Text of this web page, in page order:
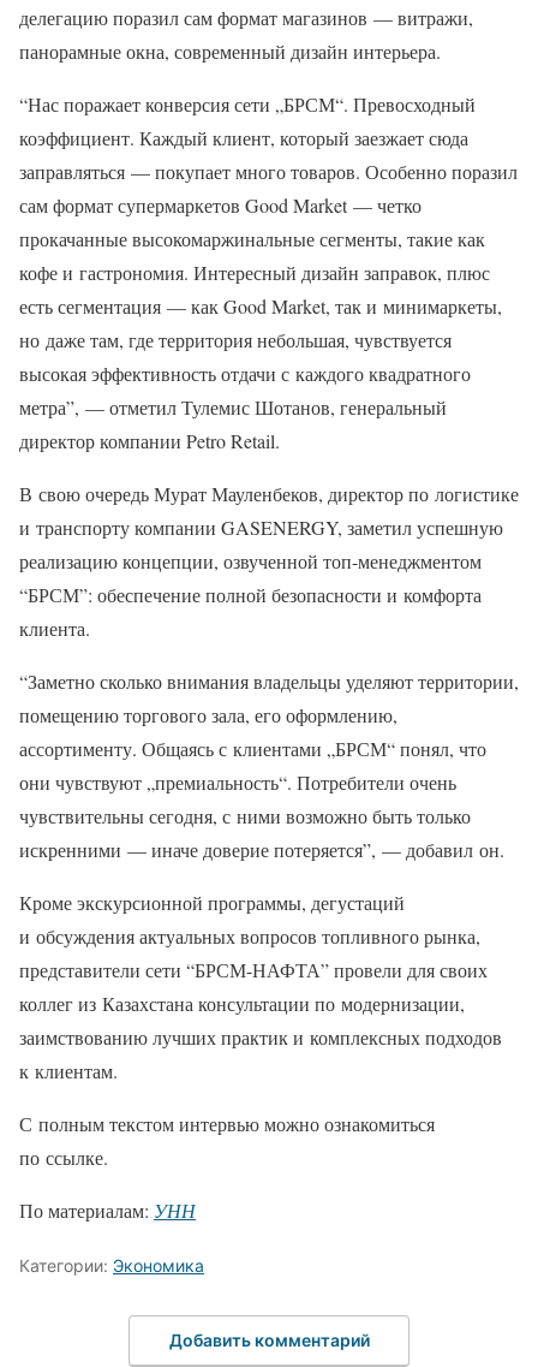
делегацию поразил сам формат магазинов — витражи,
панорамные окна, современный дизайн интерьера.
“Нас поражает конверсия сети „БРСМ“. Превосходный
коэффициент. Каждый клиент, который заезжает сюда
заправляться — покупает много товаров. Особенно поразил
сам формат супермаркетов Good Market — четко
прокачанные высокомаржинальные сегменты, такие как
кофе и гастрономия. Интересный дизайн заправок, плюс
есть сегментация — как Good Market, так и минимаркеты,
но даже там, где территория небольшая, чувствуется
высокая эффективность отдачи с каждого квадратного
метра”, — отметил Тулемис Шотанов, генеральный
директор компании Petro Retail.
В свою очередь Мурат Мауленбеков, директор по логистике
и транспорту компании GASENERGY, заметил успешную
реализацию концепции, озвученной топ-менеджментом
“БРСМ”: обеспечение полной безопасности и комфорта
клиента.
“Заметно сколько внимания владельцы уделяют территории,
помещению торгового зала, его оформлению,
ассортименту. Общаясь с клиентами „БРСМ“ понял, что
они чувствуют „премиальность“. Потребители очень
чувствительны сегодня, с ними возможно быть только
искренними — иначе доверие потеряется”, — добавил он.
Кроме экскурсионной программы, дегустаций
и обсуждения актуальных вопросов топливного рынка,
представители сети “БРСМ-НАФТА” провели для своих
коллег из Казахстана консультации по модернизации,
заимствованию лучших практик и комплексных подходов
к клиентам.
С полным текстом интервью можно ознакомиться
по ссылке.
По материалам: УНН
Категории: Экономика
Добавить комментарий